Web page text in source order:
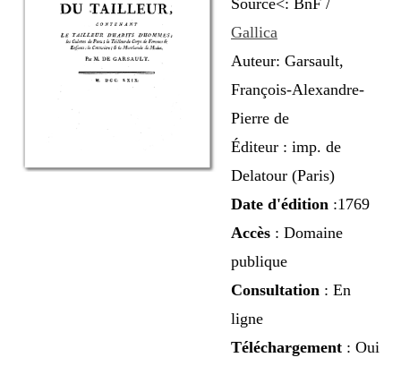
Source<: BnF /
Gallica
Auteur: Garsault,
François-Alexandre-
Pierre de
Éditeur : imp. de
Delatour (Paris)
Date d'édition :1769
Accès : Domaine
publique
Consultation : En
ligne
Téléchargement : Oui